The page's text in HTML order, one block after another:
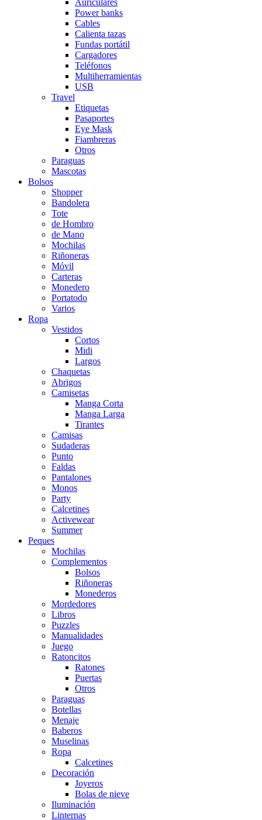
Power banks
Cables
Calienta tazas
Fundas portátil
Cargadores
Teléfonos
Multiherramientas
USB
Travel
Etiquetas
Pasaportes
Eye Mask
Fiambreras
Otros
Paraguas
Mascotas
Bolsos
Shopper
Bandolera
Tote
de Hombro
de Mano
Mochilas
Riñoneras
Móvil
Carteras
Monedero
Portatodo
Varios
Ropa
Vestidos
Cortos
Midi
Largos
Chaquetas
Abrigos
Camisetas
Manga Corta
Manga Larga
Tirantes
Camisas
Sudaderas
Punto
Faldas
Pantalones
Monos
Party
Calcetines
Activewear
Summer
Peques
Mochilas
Complementos
Bolsos
Riñoneras
Monederos
Mordedores
Libros
Puzzles
Manualidades
Juego
Ratoncitos
Ratones
Puertas
Otros
Paraguas
Botellas
Menaje
Baberos
Muselinas
Ropa
Calcetines
Decoración
Joyeros
Bolas de nieve
Iluminación
Linternas